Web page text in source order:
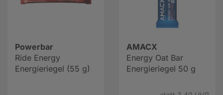
Powerbar
Ride Energy
Energieriegel (55 g)
AMACX
Energy Oat Bar
Energieriegel 50 g